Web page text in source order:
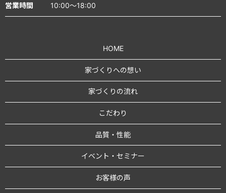
営業時間 10:00～18:00
HOME
家づくりへの想い
家づくりの流れ
こだわり
品質・性能
イベント・セミナー
お客様の声